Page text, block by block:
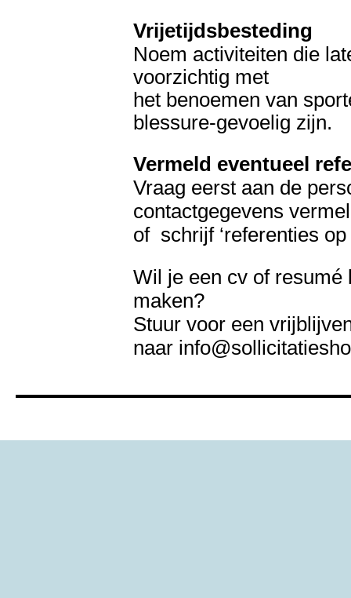
Vrijetijdsbesteding
Noem activiteiten die
voorzichtig met
het benoemen van
blessure-gevoelig zijn.
Vermeld eventueel
Vraag eerst aan de
contactgegevens
of schrijf ‘referenties op
Wil je een cv of resumé
maken?
Stuur voor een
naar